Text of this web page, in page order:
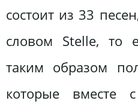
состоит из 33
словом Stelle, то
таким образом
которые вместе